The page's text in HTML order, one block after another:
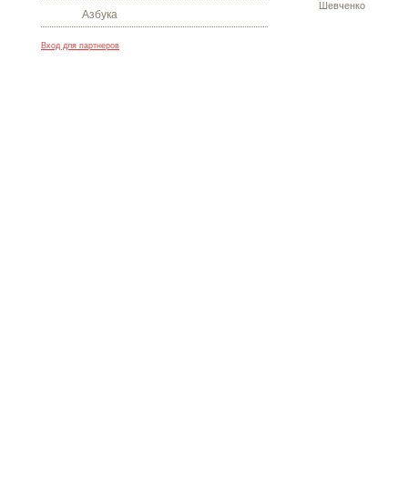
Азбука
Вход для партнеров